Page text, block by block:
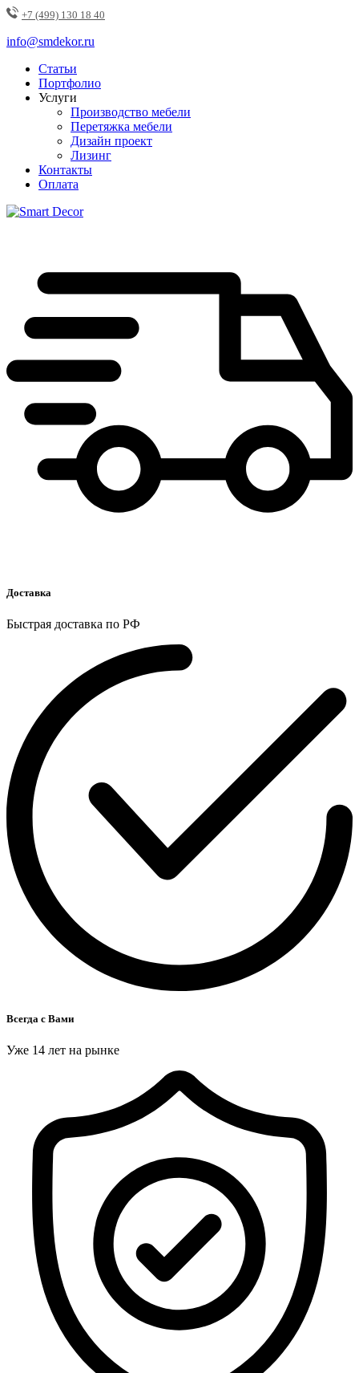
+7 (499) 130 18 40
info@smdekor.ru
Статьи
Портфолио
Услуги
Производство мебели
Перетяжка мебели
Дизайн проект
Лизинг
Контакты
Оплата
Доставка
Быстрая доставка по РФ
Всегда с Вами
Уже 14 лет на рынке